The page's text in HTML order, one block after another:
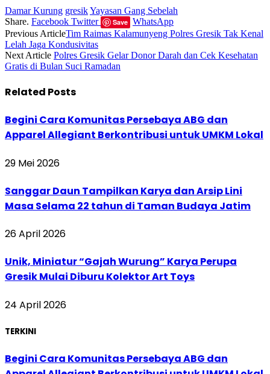
Damar Kurung gresikYayasan Gang Sebelah
Share. Facebook Twitter Save WhatsApp
Previous ArticleTim Raimas Kalamunyeng Polres Gresik Tak Kenal
Lelah Jaga Kondusivitas
Next Article Polres Gresik Gelar Donor Darah dan Cek Kesehatan
Gratis di Bulan Suci Ramadan
Related Posts
Begini Cara Komunitas Persebaya ABG dan
Apparel Allegiant Berkontribusi untuk UMKM Lokal
29 Mei 2026
Sanggar Daun Tampilkan Karya dan Arsip Lini
Masa Selama 22 tahun di Taman Budaya Jatim
26 April 2026
Unik, Miniatur “Gajah Wurung” Karya Perupa
Gresik Mulai Diburu Kolektor Art Toys
24 April 2026
TERKINI
Begini Cara Komunitas Persebaya ABG dan